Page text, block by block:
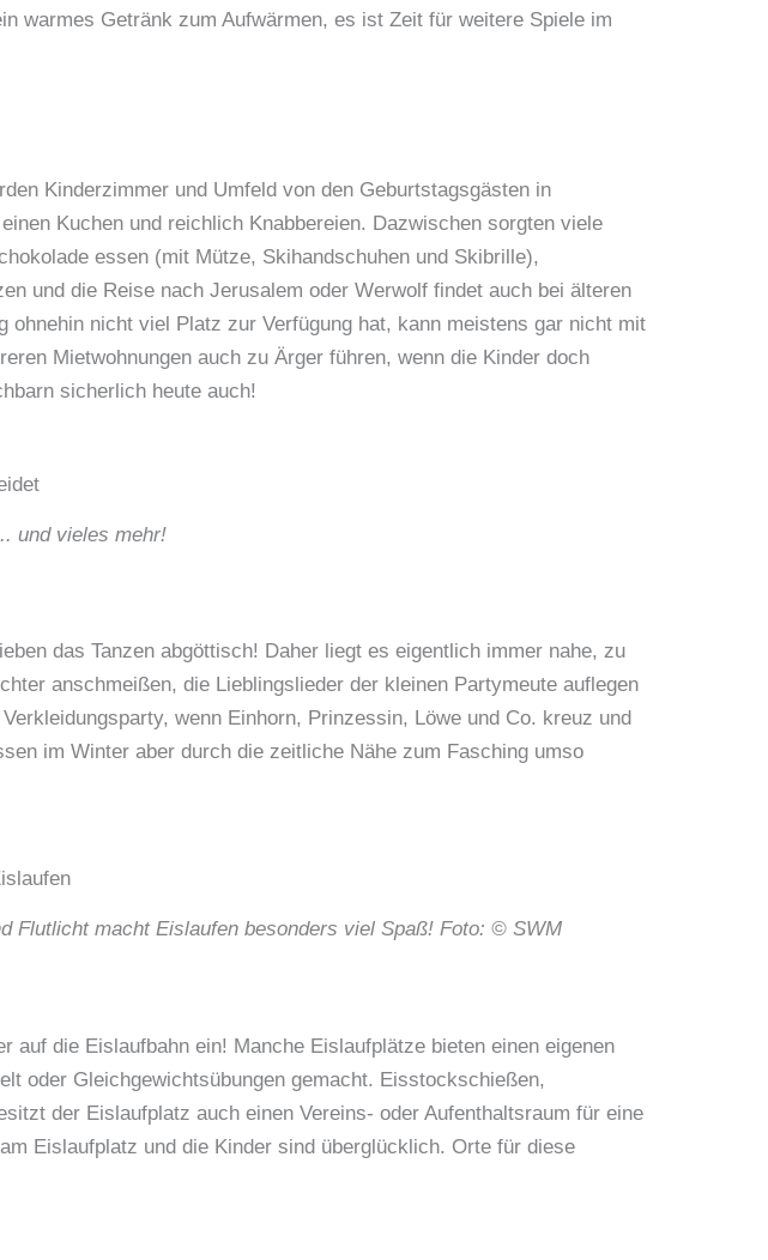
warmes Getränk zum Aufwärmen, es ist Zeit für weitere Spiele im
Kinderzimmer und Umfeld von den Geburtstagsgästen in
Kuchen und reichlich Knabbereien. Dazwischen sorgten viele
essen (mit Mütze, Skihandschuhen und Skibrille),
und die Reise nach Jerusalem oder Werwolf findet auch bei älteren
nicht viel Platz zur Verfügung hat, kann meistens gar nicht mit
Mietwohnungen auch zu Ärger führen, wenn die Kinder doch
sicherlich heute auch!
und vieles mehr!
das Tanzen abgöttisch! Daher liegt es eigentlich immer nahe, zu
anschmeißen, die Lieblingslieder der kleinen Partymeute auflegen
wenn Einhorn, Prinzessin, Löwe und Co. kreuz und
im Winter aber durch die zeitliche Nähe zum Fasching umso
Flutlicht macht Eislaufen besonders viel Spaß! Foto: © SWM
die Eislaufbahn ein! Manche Eislaufplätze bieten einen eigenen
oder Gleichgewichtsübungen gemacht. Eisstockschießen,
der Eislaufplatz auch einen Vereins- oder Aufenthaltsraum für eine
Eislaufplatz und die Kinder sind überglücklich. Orte für diese